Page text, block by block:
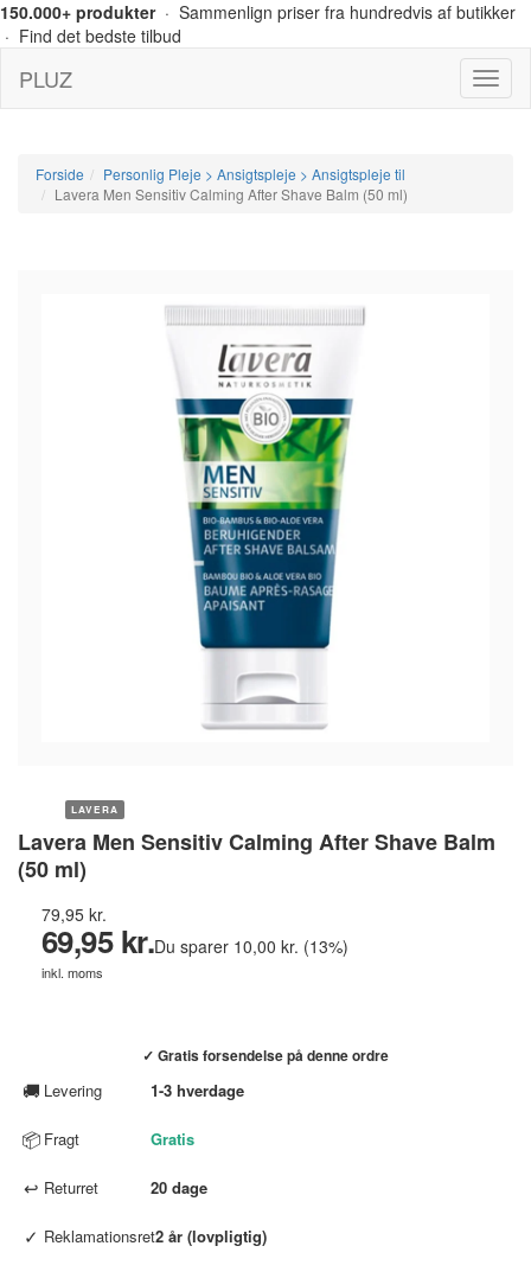
150.000+ produkter· Sammenlign priser fra hundredvis af butikker
· Find det bedste tilbud
Menu
PLUZ
Forside
Personlig Pleje > Ansigtspleje > Ansigtspleje til
Lavera Men Sensitiv Calming After Shave Balm (50 ml)
LAVERA
Lavera Men Sensitiv Calming After Shave Balm
(50 ml)
79,95 kr.
69,95 kr.Du sparer 10,00 kr. (13%)
inkl. moms
✓ Gratis forsendelse på denne ordre
🚚 Levering 1-3 hverdage
📦 Fragt Gratis
↩ Returret 20 dage
✓ Reklamationsret2 år (lovpligtig)